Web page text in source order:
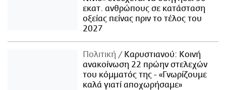
εκατ. ανθρώπους σε κατάσταση
οξείας πείνας πριν το τέλος του
2027
Πολιτική
Καρυστιανού: Κοινή
ανακοίνωση 22 πρώην στελεχών
του κόμματός της - «Γνωρίζουμε
καλά γιατί αποχωρήσαμε»